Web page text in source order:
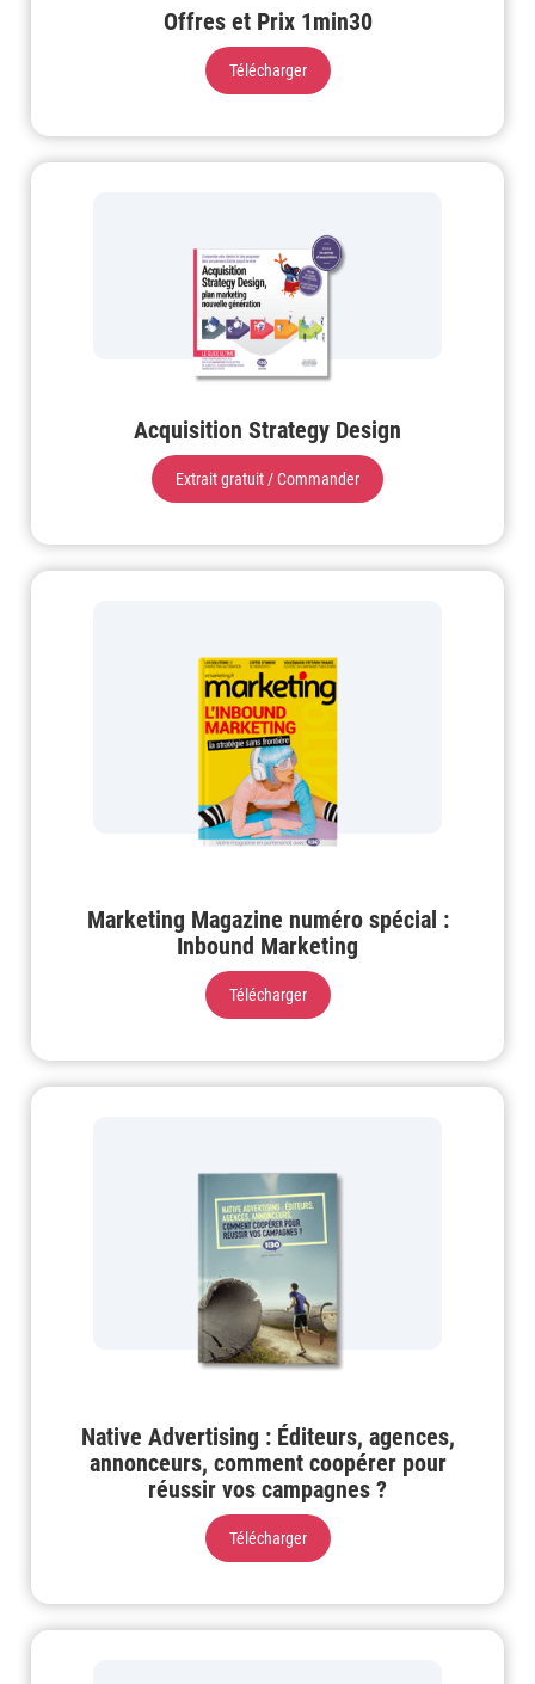
Offres et Prix 1min30
Télécharger
Acquisition Strategy Design
Extrait gratuit / Commander
Marketing Magazine numéro spécial :
Inbound Marketing
Télécharger
Native Advertising : Éditeurs, agences,
annonceurs, comment coopérer pour
réussir vos campagnes ?
Télécharger